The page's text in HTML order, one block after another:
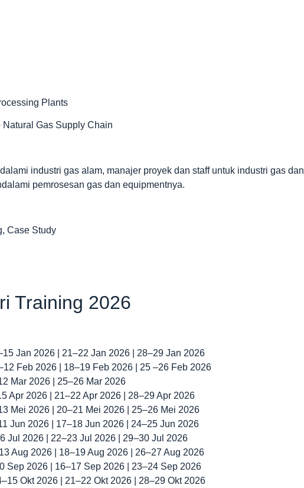
Plants
Gas Supply Chain
industri gas alam, manajer proyek dan staff untuk industri gas dan
pemrosesan gas dan equipmentnya.
Case Study
Training 2026
Jan 2026 | 21–22 Jan 2026 | 28–29 Jan 2026
Feb 2026 | 18–19 Feb 2026 | 25 –26 Feb 2026
Mar 2026 | 25–26 Mar 2026
Apr 2026 | 21–22 Apr 2026 | 28–29 Apr 2026
Mei 2026 | 20–21 Mei 2026 | 25–26 Mei 2026
Jun 2026 | 17–18 Jun 2026 | 24–25 Jun 2026
Jul 2026 | 22–23 Jul 2026 | 29–30 Jul 2026
Aug 2026 | 18–19 Aug 2026 | 26–27 Aug 2026
Sep 2026 | 16–17 Sep 2026 | 23–24 Sep 2026
Okt 2026 | 21–22 Okt 2026 | 28–29 Okt 2026